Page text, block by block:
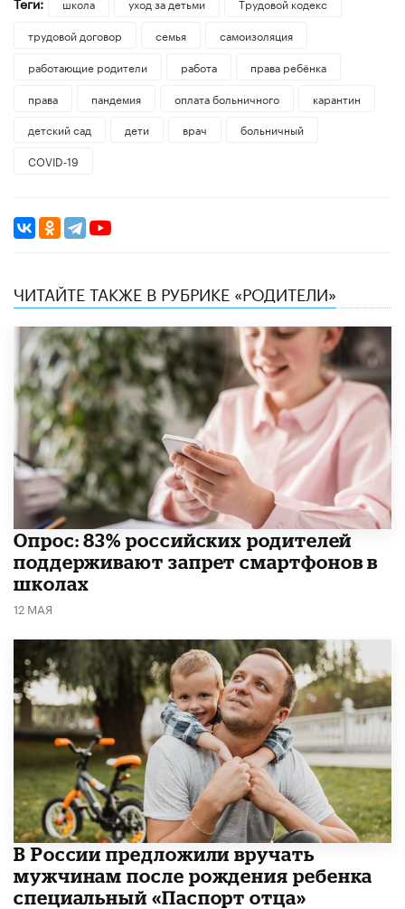
трудовой договор
семья
самоизоляция
работающие родители
работа
права ребёнка
права
пандемия оплата больничного
карантин
детский сад
дети врач
больничный
COVID-19
ЧИТАЙТЕ ТАКЖЕ В РУБРИКЕ «РОДИТЕЛИ»
Опрос: 83% российских родителей
поддерживают запрет смартфонов в
школах
12 МАЯ
В России предложили вручать
мужчинам после рождения ребенка
специальный «Паспорт отца»